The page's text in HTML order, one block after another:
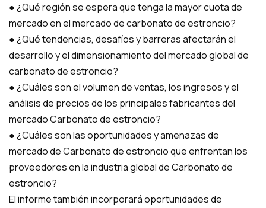
● ¿Qué región se espera que tenga la mayor cuota de
mercado en el mercado de carbonato de estroncio?
● ¿Qué tendencias, desafíos y barreras afectarán el
desarrollo y el dimensionamiento del mercado global de
carbonato de estroncio?
● ¿Cuáles son el volumen de ventas, los ingresos y el
análisis de precios de los principales fabricantes del
mercado Carbonato de estroncio?
● ¿Cuáles son las oportunidades y amenazas de
mercado de Carbonato de estroncio que enfrentan los
proveedores en la industria global de Carbonato de
estroncio?
El informe también incorporará oportunidades de